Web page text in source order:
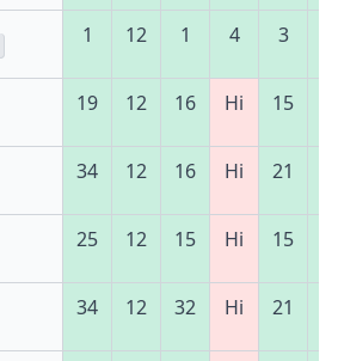
1 12 1 4 3
19 12 16 Ні 15
34 12 16 Ні 21
25 12 15 Ні 15
34 12 32 Ні 21